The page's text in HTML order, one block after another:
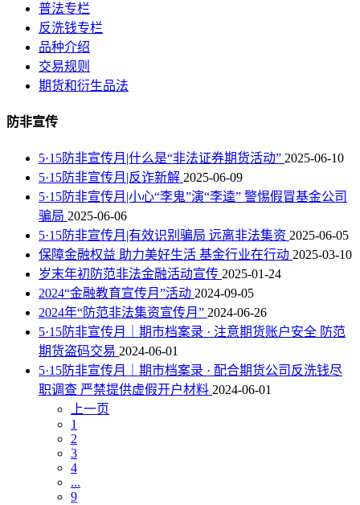
普法专栏
反洗钱专栏
品种介绍
交易规则
期货和衍生品法
防非宣传
5·15防非宣传月|什么是“非法证券期货活动” 2025-06-10
5·15防非宣传月|反诈新解 2025-06-09
5·15防非宣传月|小心“李鬼”演“李逵” 警惕假冒基金公司
骗局 2025-06-06
5·15防非宣传月|有效识别骗局 远离非法集资 2025-06-05
保障金融权益 助力美好生活 基金行业在行动 2025-03-10
岁末年初防范非法金融活动宣传 2025-01-24
2024“金融教育宣传月”活动 2024-09-05
2024年“防范非法集资宣传月” 2024-06-26
5·15防非宣传月｜期市档案录 · 注意期货账户安全 防范
期货盗码交易 2024-06-01
5·15防非宣传月｜期市档案录 · 配合期货公司反洗钱尽
职调查 严禁提供虚假开户材料 2024-06-01
上一页
1
2
3
4
...
9